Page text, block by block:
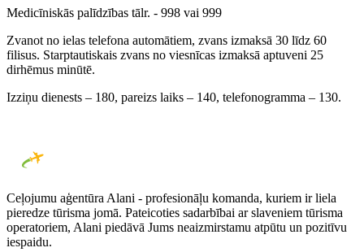
Medicīniskās palīdzības tālr. - 998 vai 999
Zvanot no ielas telefona automātiem, zvans izmaksā 30 līdz 60
filisus. Starptautiskais zvans no viesnīcas izmaksā aptuveni 25
dirhēmus minūtē.
Izziņu dienests – 180, pareizs laiks – 140, telefonogramma – 130.
Ceļojumu aģentūra Alani - profesionāļu komanda, kuriem ir liela
pieredze tūrisma jomā. Pateicoties sadarbībai ar slaveniem tūrisma
operatoriem, Alani piedāvā Jums neaizmirstamu atpūtu un pozitīvu
iespaidu.